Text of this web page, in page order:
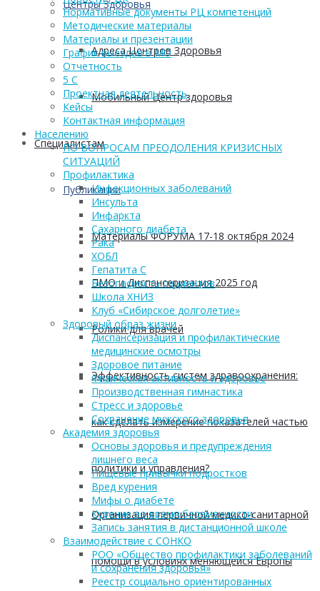
Центры Здоровья
Адреса Центров Здоровья
Мобильный Центр здоровья
Cпециалистам
Публикации
Материалы ФОРУМА 17-18 октября 2024
ПМО и Диспансеризация 2025 год
Ролики для врачей
Эффективность систем здравоохранения:
как сделать измерение показателей частью
политики и управления?
Организация первичной медико-санитарной
помощи в условиях меняющейся Европы
Нормативные документы РЦ компетенций
Методические материалы
Материалы и презентации
График выездов в МО
Отчетность
5 С
Проектная деятельность
Кейсы
Контактная информация
Населению
ПО ВОПРОСАМ ПРЕОДОЛЕНИЯ КРИЗИСНЫХ
СИТУАЦИЙ
Профилактика
Инфекционных заболеваний
Инсульта
Инфаркта
Сахарного диабета
Рака
ХОБЛ
Гепатита С
Безопасность пациентов
Школа ХНИЗ
Клуб «Сибирское долголетие»
Здоровый образ жизни
Диспансеризация и профилактические
медицинские осмотры
Здоровое питание
Физическая активность и здоровье
Производственная гимнастика
Стресс и здоровье
Сохранение мужского здоровья
Академия здоровья
Основы здоровья и предупреждения
лишнего веса
Пищевые привычки подростков
Вред курения
Мифы о диабете
Курение во время беременности
Запись занятия в дистанционной школе
Взаимодействие с СОНКО
РОО «Общество профилактики заболеваний
и сохранения здоровья»
Реестр социально ориентированных